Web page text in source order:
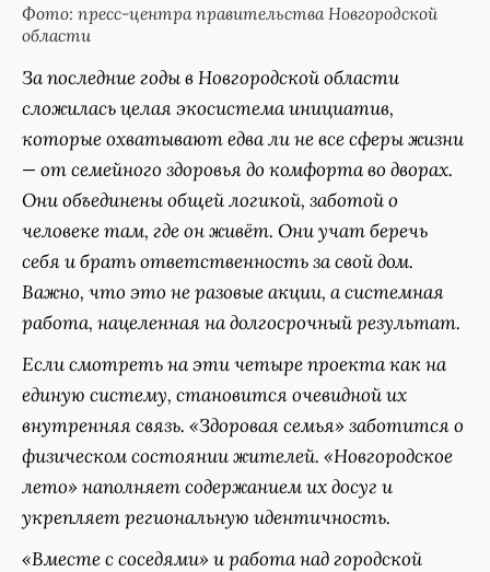
Фото: пресс-центра правительства Новгородской
области
За последние годы в Новгородской области
сложилась целая экосистема инициатив,
которые охватывают едва ли не все сферы жизни
— от семейного здоровья до комфорта во дворах.
Они объединены общей логикой, заботой о
человеке там, где он живёт. Они учат беречь
себя и брать ответственность за свой дом.
Важно, что это не разовые акции, а системная
работа, нацеленная на долгосрочный результат.
Если смотреть на эти четыре проекта как на
единую систему, становится очевидной их
внутренняя связь. «Здоровая семья» заботится о
физическом состоянии жителей. «Новгородское
лето» наполняет содержанием их досуг и
укрепляет региональную идентичность.
«Вместе с соседями» и работа над городской